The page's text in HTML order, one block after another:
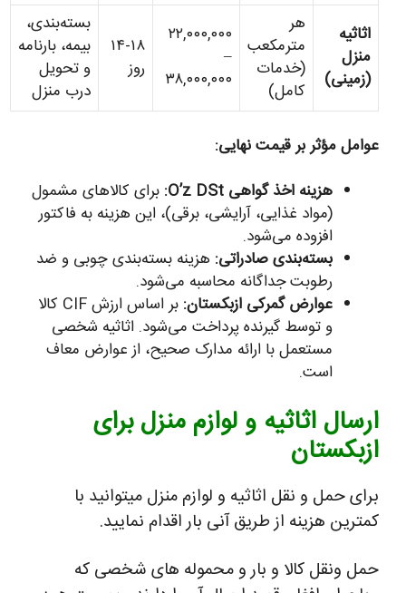
اثاثیه
منزل
(زمینی)
هر
مترمکعب
(خدمات
کامل)
۲۲,۰۰۰,۰۰۰
–
۳۸,۰۰۰,۰۰۰
۱۴-۱۸
روز
بسته‌بندی،
بیمه، بارنامه
و تحویل
درب منزل
عوامل مؤثر بر قیمت نهایی:
هزینه اخذ گواهی O’z DSt:
برای کالاهای مشمول
(مواد غذایی، آرایشی، برقی)، این هزینه به فاکتور
افزوده می‌شود.
بسته‌بندی صادراتی: هزینه بسته‌بندی چوبی و ضد
رطوبت جداگانه محاسبه می‌شود.
عوارض گمرکی ازبکستان:
بر اساس ارزش CIF کالا
و توسط گیرنده پرداخت می‌شود. اثاثیه شخصی
مستعمل با ارائه مدارک صحیح، از عوارض معاف
است.
ارسال اثاثیه و لوازم منزل برای
ازبکستان
برای حمل و نقل اثاثیه و لوازم منزل میتوانید با
کمترین هزینه از طریق آنی بار اقدام نمایید.
حمل ونقل کالا و بار و محموله های شخصی که